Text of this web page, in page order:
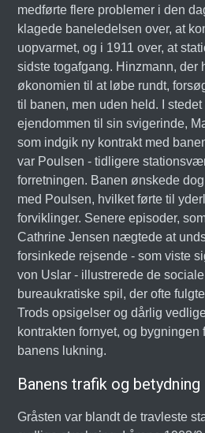
medførte flere problemer i den
klagede baneledelsen over, at
uopvarmet, og i 1911 over, at
sidste togafgang. Hinzmann, der
økonomien til at løbe rundt,
til banen, men uden held. I
ejendommen til sin svigerinde,
som indgik ny kontrakt med
var Poulsen - tidligere
forretningen. Banen ønskede
med Poulsen, hvilket førte til
forviklinger. Senere episoder,
Cathrine Jensen nægtede at
forsinkede rejsende - som viste
von Uslar - illustrerede de
bureaukratiske spil, der ofte
Trods opsigelser og dårlig
kontrakten fornyet, og bygningen
banens lukning.
Banens trafik og betydning
Gråsten var blandt de travleste